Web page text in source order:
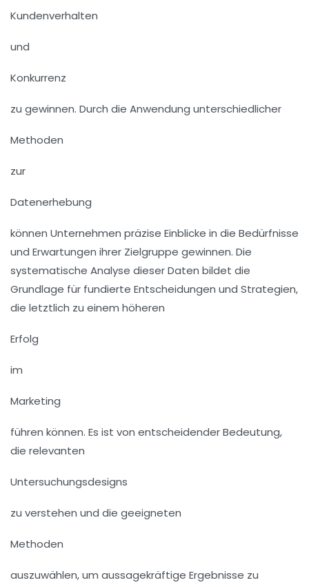
Kundenverhalten
und
Konkurrenz
zu gewinnen. Durch die Anwendung unterschiedlicher
Methoden
zur
Datenerhebung
können Unternehmen präzise Einblicke in die Bedürfnisse
und Erwartungen ihrer Zielgruppe gewinnen. Die
systematische Analyse dieser Daten bildet die
Grundlage für fundierte Entscheidungen und Strategien,
die letztlich zu einem höheren
Erfolg
im
Marketing
führen können. Es ist von entscheidender Bedeutung,
die relevanten
Untersuchungsdesigns
zu verstehen und die geeigneten
Methoden
auszuwählen, um aussagekräftige Ergebnisse zu